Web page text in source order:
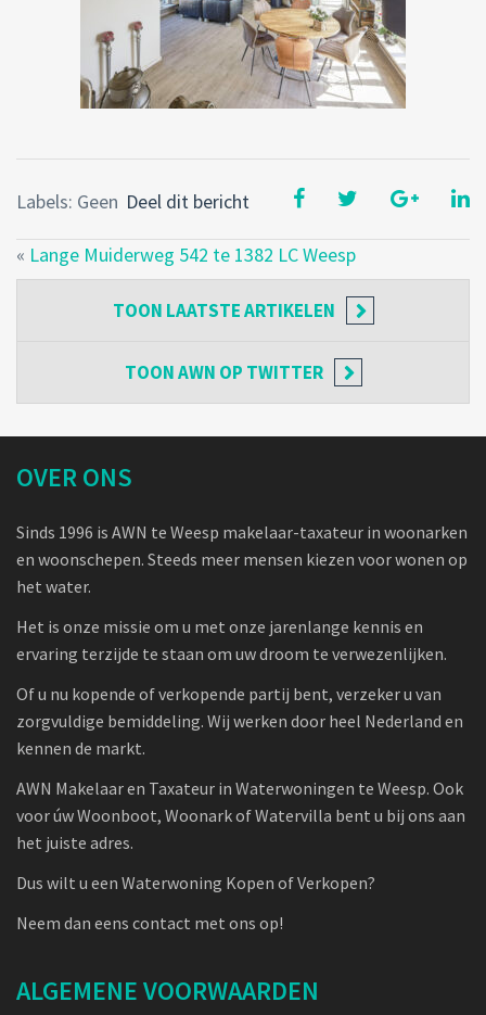
Deel dit bericht
Labels: Geen
« Lange Muiderweg 542 te 1382 LC Weesp
TOON LAATSTE ARTIKELEN
TOONAWN OP TWITTER
OVER ONS
Sinds 1996 is AWN te Weesp makelaar-taxateur in woonarken
en woonschepen. Steeds meer mensen kiezen voor wonen op
het water.
Het is onze missie om u met onze jarenlange kennis en
ervaring terzijde te staan om uw droom te verwezenlijken.
Of u nu kopende of verkopende partij bent, verzeker u van
zorgvuldige bemiddeling. Wij werken door heel Nederland en
kennen de markt.
AWN Makelaar en Taxateur in Waterwoningen te Weesp. Ook
voor úw Woonboot, Woonark of Watervilla bent u bij ons aan
het juiste adres.
Dus wilt u een Waterwoning Kopen of Verkopen?
Neem dan eens contact met ons op!
ALGEMENE VOORWAARDEN